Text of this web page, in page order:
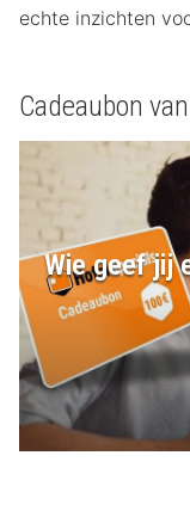
echte inzichten
Cadeaubon
Wie geef jij